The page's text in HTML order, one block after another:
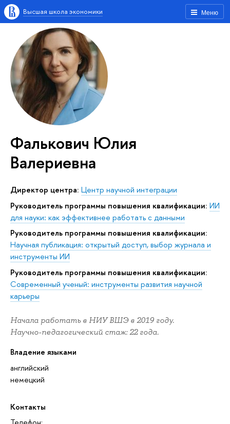
Меню
Высшая школа экономики
Фалькович Юлия
Валериевна
Директор центра: Центр научной интеграции
Руководитель программы повышения квалификации: ИИ
для науки: как эффективнее работать с данными
Руководитель программы повышения квалификации:
Научная публикация: открытый доступ, выбор журнала и
инструменты ИИ
Руководитель программы повышения квалификации:
Современный ученый: инструменты развития научной
карьеры
Начала работать в НИУ ВШЭ в 2019 году.
Научно-педагогический стаж: 22 года.
Владение языками
английский
немецкий
Контакты